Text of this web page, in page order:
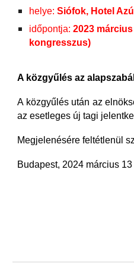
helye:Siófok, Hotel
időpontja:2023
kongresszus)
A közgyűlés az
A közgyűlés után az
az esetleges új tagi
Megjelenésére feltétlenül
Budapest, 2024 március 13